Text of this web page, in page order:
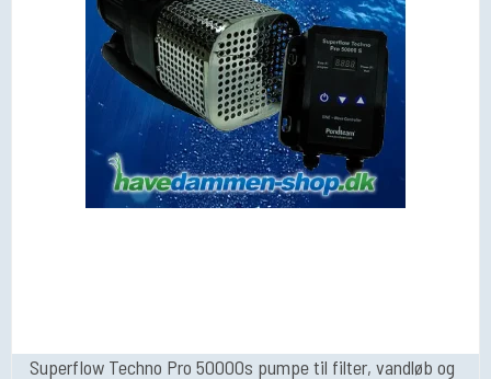
Superflow Techno Pro 50000s pumpe til filter, vandløb og